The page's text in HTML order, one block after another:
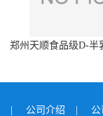
郑州天顺食品级D-半
| 公司介绍 |